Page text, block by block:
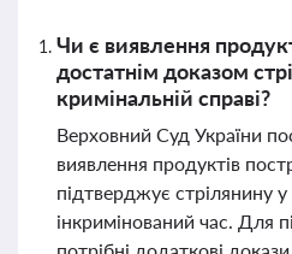
Чи є виявлення
достатнім доказом
кримінальній справі?
Верховний Суд України
виявлення продуктів
підтверджує стрілянину
інкримінований час. Для